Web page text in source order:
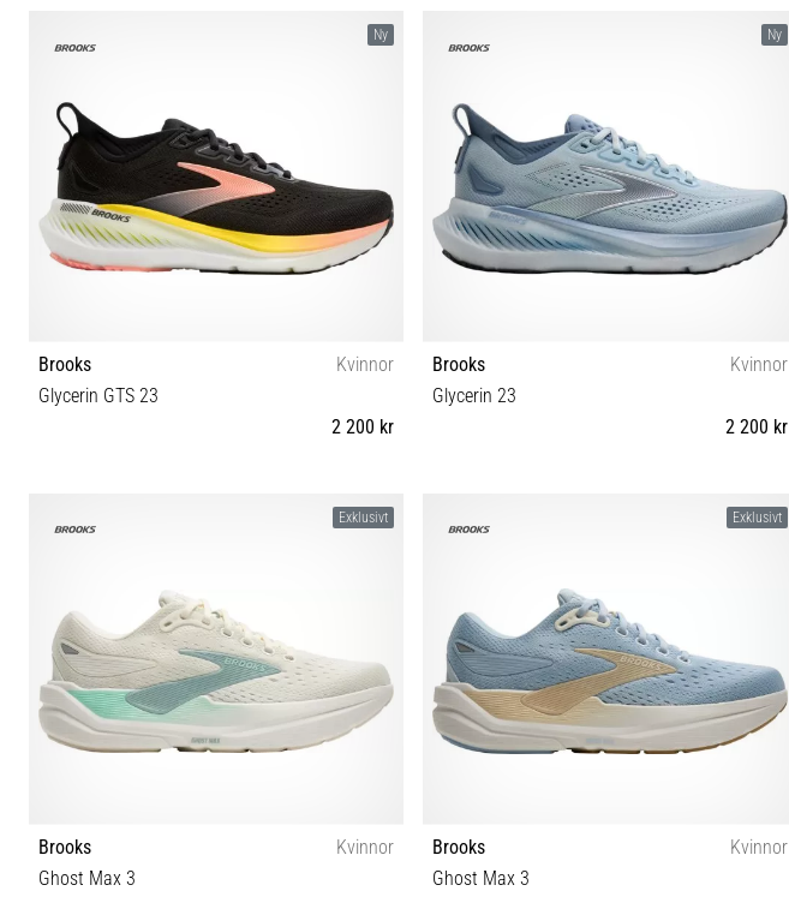
Ny
Brooks
Kvinnor
Glycerin GTS 23
2 200 kr
35½ 36½ 37½ 38 38½ 40 40½ 41 42 42½ 43
Ny
Brooks
Kvinnor
Glycerin 23
2 200 kr
35½ 36 36½ 37½ 38 38½ 39 40 40½ 41 42 42½ 43
Exklusivt
Brooks
Kvinnor
Ghost Max 3
Exklusivt
Brooks
Kvinnor
Ghost Max 3